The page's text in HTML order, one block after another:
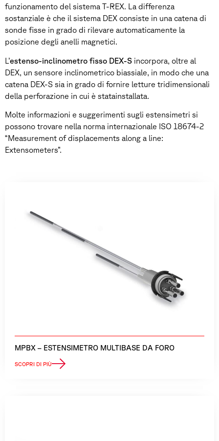
funzionamento del sistema T-REX. La differenza
sostanziale è che il sistema DEX consiste in una catena di
sonde fisse in grado di rilevare automaticamente la
posizione degli anelli magnetici.
L’estenso-inclinometro fisso DEX-S incorpora, oltre al
DEX, un sensore inclinometrico biassiale, in modo che una
catena DEX-S sia in grado di fornire letture tridimensionali
della perforazione in cui è statainstallata.
Molte informazioni e suggerimenti sugli estensimetri si
possono trovare nella norma internazionale ISO 18674-2
“Measurement of displacements along a line:
Extensometers”.
MPBX – ESTENSIMETRO MULTIBASE DA FORO
SCOPRI DI PIÙ